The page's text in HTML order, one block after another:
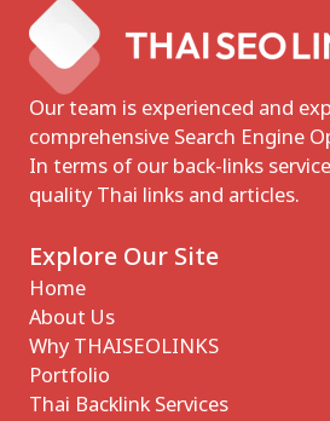
Our team is experienced and
comprehensive Search Engine
In terms of our back-links
quality Thai links and articles.
Explore Our Site
Home
About Us
Why THAISEOLINKS
Portfolio
Thai Backlink Services